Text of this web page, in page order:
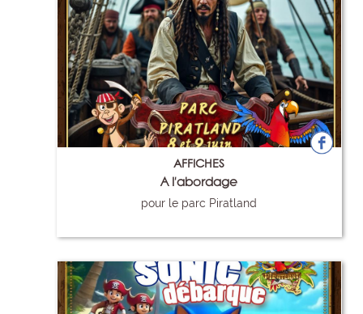
AFFICHES
A l'abordage
pour le parc Piratland